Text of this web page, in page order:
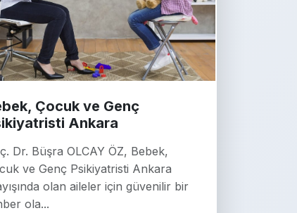
Çocuk ve Genç
Ankara
Dr. Büşra OLCAY ÖZ, Bebek,
ve Genç Psikiyatristi Ankara
olan aileler için güvenilir bir
ola...